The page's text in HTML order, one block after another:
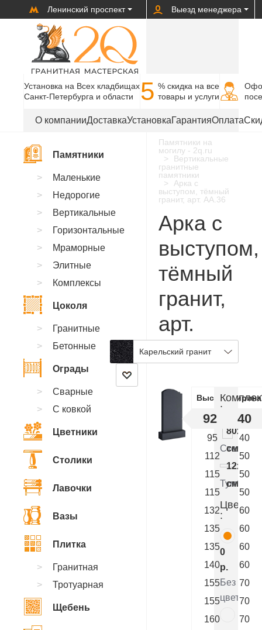
Ленинский проспект Выезд менеджера
Установка на Всех кладбищах
Санкт-Петербурга и области
5 % cкидка на все
товары и услуги
О компанииДоставкаУстановкаГарантияОплата
Памятники на
могилу - 2q.ru
Вертикальные
гранитные
памятники
Арка с
выступом, тёмный
гранит, арт. AA.36
Арка с
выступом,
тёмный
гранит,
арт.
AA.36
Карельский гранит
ВысотаШирина
92 40
95
40
112
50
115
50
115
50
132
60
135
60
135
60
140
60
155
70
155
70
160
70
:
Стелла
см.
Тумба
см.
Цветник
:
0
р.
Без
цветника
Памятники
Маленькие
Недорогие
Вертикальные
Горизонтальные
Мраморные
Элитные
Комплексы
Цоколя
Гранитные
Бетонные
Ограды
Сварные
С ковкой
Цветники
Столики
Лавочки
Вазы
Плитка
Гранитная
Тротуарная
Щебень